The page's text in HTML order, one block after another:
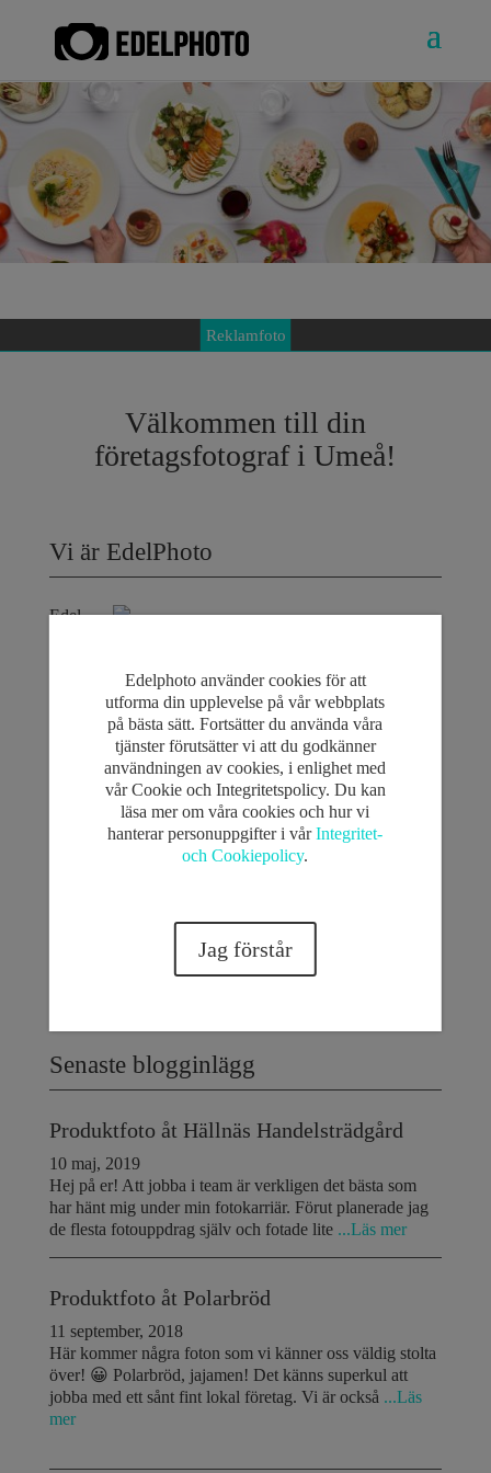
Reklamfoto
Välkommen till din
företagsfotograf i Umeå!
Vi är EdelPhoto
Edel
professionell fotograf i Umeå sedan 2010. Idag anlitas
Edel flitigt över hela Sverige men även utanför landets
gränser för olika typer av fotouppdrag. Hans styrka som
fotograf är hans energi, kreativitet och förmåga att få dig
som kund att slappna av - och framförallt att bli bra på
Tommi Konu är bokningsansvarig hos oss på
administration och bildredigering. Tommi kallas
"perfektionist Tommi" eftersom han har ett skarpt öga
för detaljer och släpper inte igenom en bild förrän både
Senaste blogginlägg
Produktfoto åt Hällnäs Handelsträdgård
10 maj, 2019
Hej på er! Att jobba i team är verkligen det bästa som
har hänt mig under min fotokarriär. Förut planerade jag
de flesta fotouppdrag själv och fotade lite ...Läs mer
Produktfoto åt Polarbröd
11 september, 2018
Här kommer några foton som vi känner oss väldig stolta
över! 😀 Polarbröd, jajamen! Det känns superkul att
jobba med ett sånt fint lokal företag. Vi är också ...Läs
mer
Edelphoto använder cookies för att
utforma din upplevelse på vår webbplats
på bästa sätt. Fortsätter du använda våra
tjänster förutsätter vi att du godkänner
användningen av cookies, i enlighet med
vår Cookie och Integritetspolicy. Du kan
läsa mer om våra cookies och hur vi
hanterar personuppgifter i vårIntegritet-
och Cookiepolicy.
Jag förstår